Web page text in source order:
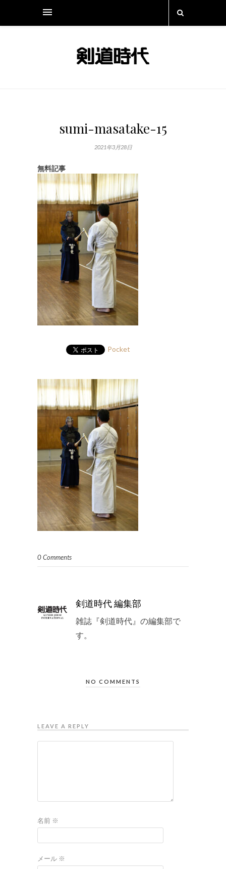
sumi-masatake-15
2021年3月28日
無料記事
Pocket
0 Comments
剣道時代 編集部
雑誌『剣道時代』の編集部で
す。
NO COMMENTS
LEAVE A REPLY
名前 ※
メール ※